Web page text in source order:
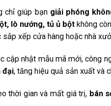
chỉ giúp bạn giải phóng
lò nướng, tủ ủ bột không
xếp cửa hàng hoặc nhà
cập nhật mẫu mã mới, công
đại, tăng hiệu quả sản xuất và
thời gian và mất giá trị, bán